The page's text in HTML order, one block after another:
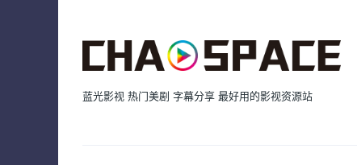
蓝光影视 热门美剧 字幕分享 最好用的影视资源站